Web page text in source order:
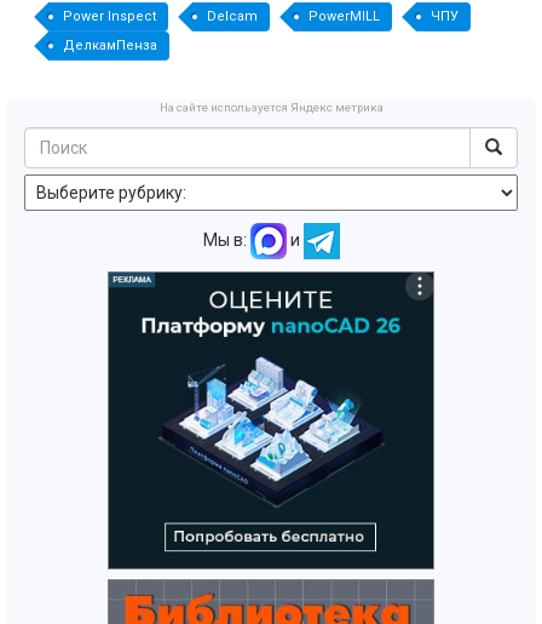
Power Inspect Delcam PowerMILL
ЧПУ
Делкам­Пенза
На сайте используется Яндекс метрика
Мы в: и